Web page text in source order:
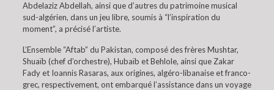
Abdelaziz Abdellah, ainsi que d’autres du patrimoine musical
sud-algérien, dans un jeu libre, soumis à “l’inspiration du
moment”, a précisé l’artiste.
L’Ensemble “Aftab” du Pakistan, composé des frères Mushtar,
Shuaïb (chef d’orchestre), Hubaïb et Behlole, ainsi que Zakar
Fady et Ioannis Rasaras, aux origines, algéro-libanaise et franco-
grec, respectivement, ont embarqué l’assistance dans un voyage